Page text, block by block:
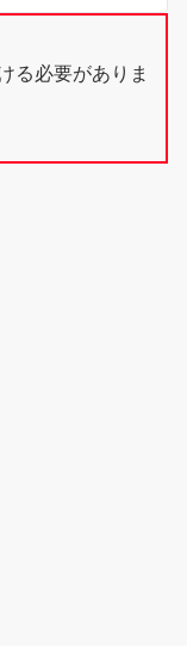
る必要がありま